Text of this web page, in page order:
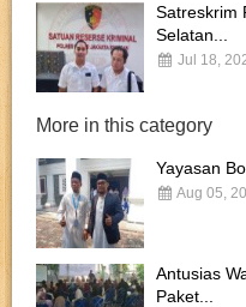
Satreskrim
Selatan...
Jul 18,
More in this category
Yayasan
Aug 05,
Antusias
Paket...